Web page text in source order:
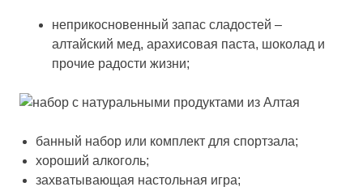
неприкосновенный запас сладостей –
алтайский мед, арахисовая паста, шоколад и
прочие радости жизни;
банный набор или комплект для спортзала;
хороший алкоголь;
захватывающая настольная игра;